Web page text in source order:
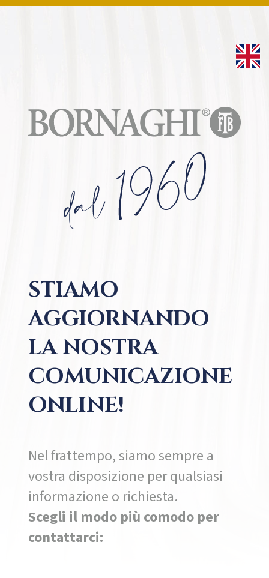
STIAMO
AGGIORNANDO
LA NOSTRA
COMUNICAZIONE
ONLINE!
Nel frattempo, siamo sempre a
vostra disposizione per qualsiasi
informazione o richiesta.
Scegli il modo più comodo per
contattarci: